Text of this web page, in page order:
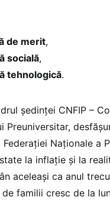
de merit,
socială,
tehnologică.
ședinței CNFIP –
Preuniversitar,
Federației Naționale a
la inflație și la
aceleași ca anul
familii cresc de la